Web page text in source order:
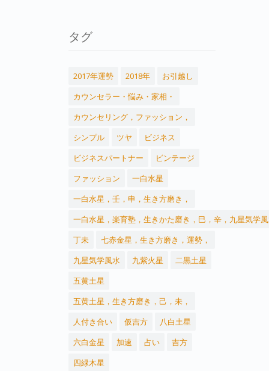
タグ
2017年運勢 2018年
お引越し
カウンセラー・悩み・家相・
カウンセリング，ファッション，
シンプル
ツヤ
ビジネス
ビジネスパートナー
ビンテージ
ファッション
一白水星
一白水星，壬，申，生き方磨き，
一白水星，楽育塾，生きかた磨き，巳，辛，九星気学
丁未
七赤金星，生き方磨き，運勢，
九星気学風水
九紫火星
二黒土星
五黄土星
五黄土星，生き方磨き，己，未，
人付き合い
仮吉方
八白土星
六白金星
加速 占い
吉方
四緑木星